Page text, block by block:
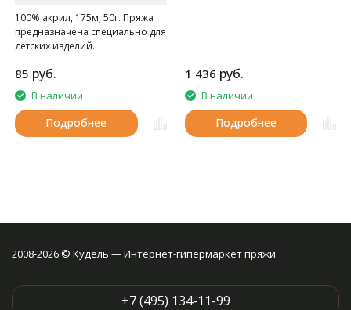
100% акрил, 175м, 50г. Пряжа
предназначена специально для
детских изделий.
85 руб.
В наличии
Подробнее
1 436 руб.
В наличии
Подробнее
2008-2026 © Кудель — Интернет-гипермаркет пряжи
+7 (495) 134-11-99